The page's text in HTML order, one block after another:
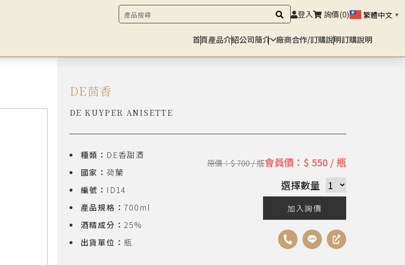
登入 詢價(0) 繁體中文 ▼
首頁產品介紹公司簡介 廠商合作/訂購說明訂購說明
DE茴香
DE KUYPER ANISETTE
種類： DE香甜酒
國家： 荷蘭
編號： ID14
產品規格： 700ml
酒精成分： 25%
出貨單位： 瓶
原價：$ 700 / 瓶會員價：$ 550 / 瓶
選擇數量
加入詢價